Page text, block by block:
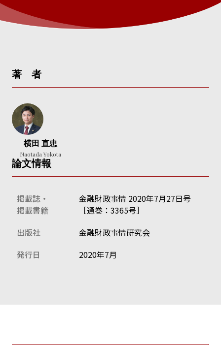
著 者
横田 直忠
Naotada Yokota
論文情報
掲載誌・
掲載書籍
金融財政事情 2020年7月27日号
［通巻：3365号］
出版社
金融財政事情研究会
発行日
2020年7月